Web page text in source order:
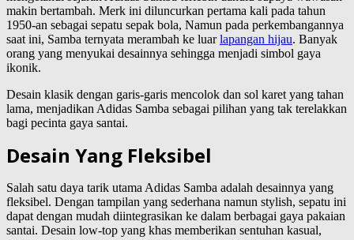
makin bertambah. Merk ini diluncurkan pertama kali pada tahun
1950-an sebagai sepatu sepak bola, Namun pada perkembangannya
saat ini, Samba ternyata merambah ke luarlapangan hijau. Banyak
orang yang menyukai desainnya sehingga menjadi simbol gaya
ikonik.
Desain klasik dengan garis-garis mencolok dan sol karet yang tahan
lama, menjadikan Adidas Samba sebagai pilihan yang tak terelakkan
bagi pecinta gaya santai.
Desain Yang Fleksibel
Salah satu daya tarik utama Adidas Samba adalah desainnya yang
fleksibel. Dengan tampilan yang sederhana namun stylish, sepatu ini
dapat dengan mudah diintegrasikan ke dalam berbagai gaya pakaian
santai. Desain low-top yang khas memberikan sentuhan kasual,